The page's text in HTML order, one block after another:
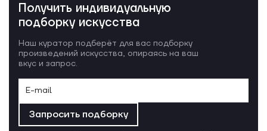
Получить индивидуальную
подборку искусства
Наш куратор подберёт для вас подборку
произведений искусства, опираясь на ваш
вкус и запрос.
Запросить подборку